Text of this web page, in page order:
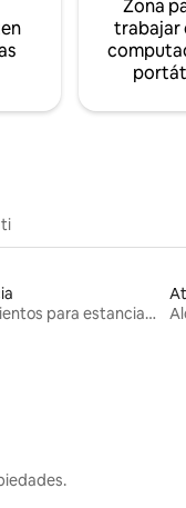
Zona
trabajar
ti
Alojamientos para estancias largas